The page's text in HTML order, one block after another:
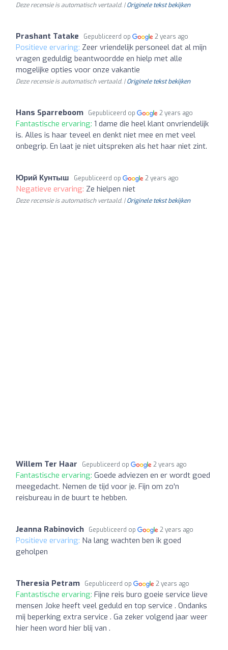
Deze recensie is automatisch vertaald. |Originele tekst bekijken
Prashant Tatake Gepubliceerd op 2 years ago
Positieve ervaring: Zeer vriendelijk personeel dat al mijn
vragen geduldig beantwoordde en hielp met alle
mogelijke opties voor onze vakantie
Deze recensie is automatisch vertaald. |Originele tekst bekijken
Hans Sparreboom Gepubliceerd op 2 years ago
Fantastische ervaring: 1 dame die heel klant onvriendelijk
is. Alles is haar teveel en denkt niet mee en met veel
onbegrip. En laat je niet uitspreken als het haar niet zint.
Юрий Кунтыш Gepubliceerd op 2 years ago
Negatieve ervaring: Ze hielpen niet
Deze recensie is automatisch vertaald. |Originele tekst bekijken
Willem Ter Haar Gepubliceerd op 2 years ago
Fantastische ervaring: Goede adviezen en er wordt goed
meegedacht. Nemen de tijd voor je. Fijn om zo'n
reisbureau in de buurt te hebben.
Jeanna Rabinovich Gepubliceerd op 2 years ago
Positieve ervaring: Na lang wachten ben ik goed
geholpen
Theresia Petram Gepubliceerd op 2 years ago
Fantastische ervaring: Fijne reis buro goeie service lieve
mensen Joke heeft veel geduld en top service . Ondanks
mij beperking extra service . Ga zeker volgend jaar weer
hier heen word hier blij van .